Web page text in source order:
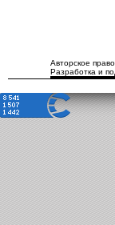
Авторское
Разработка и